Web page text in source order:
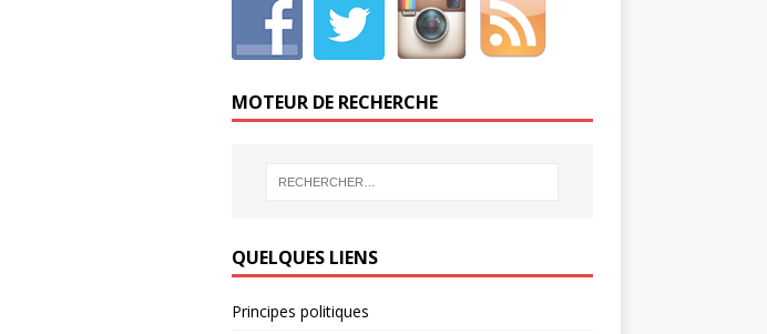
MOTEUR DE RECHERCHE
QUELQUES LIENS
Principes politiques